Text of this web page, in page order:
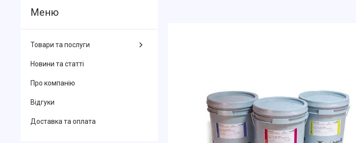
Товари та послуги
Новини та статті
Про компанію
Відгуки
Доставка та оплата